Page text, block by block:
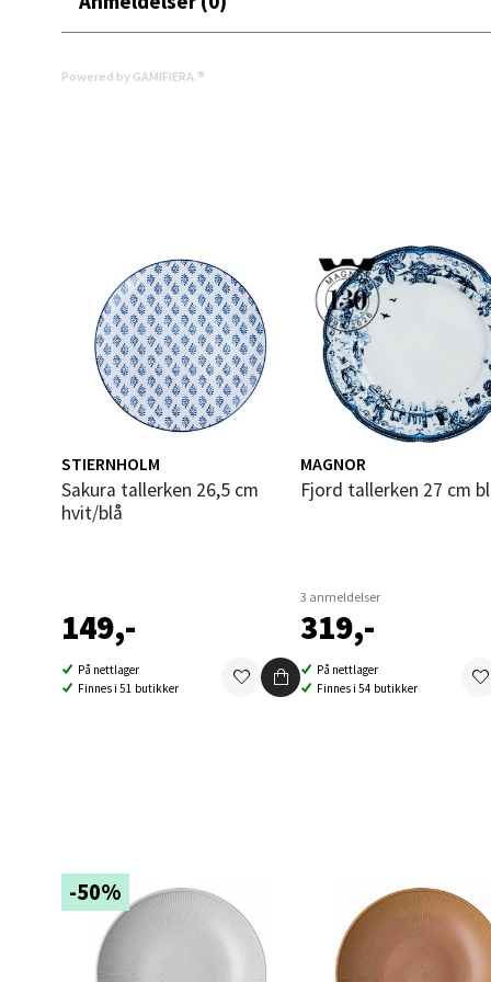
Powered by GAMIFIERA.®
STIERNHOLM
Sakura tallerken 26,5 cm
hvit/blå
149,-
På nettlager
Finnes i 51 butikker
MAGNOR
Fjord tallerken 27 cm
3 anmeldelser
319,-
På nettlager
Finnes i 54 butikker
-50%
Åpent
0 i
Folke
Åpent
Åpent
Åpent i
0 i